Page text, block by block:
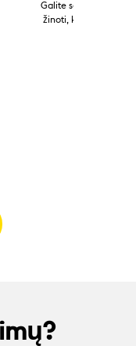
Galite sekti perlaidą ir
žinoti, kur tuo metu